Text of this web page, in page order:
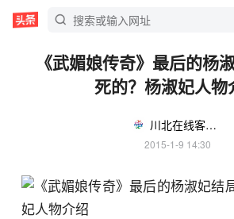
《武媚娘传奇》最后的杨
死的？杨淑妃人物
川北在线客户端
2015-1-9 14:30